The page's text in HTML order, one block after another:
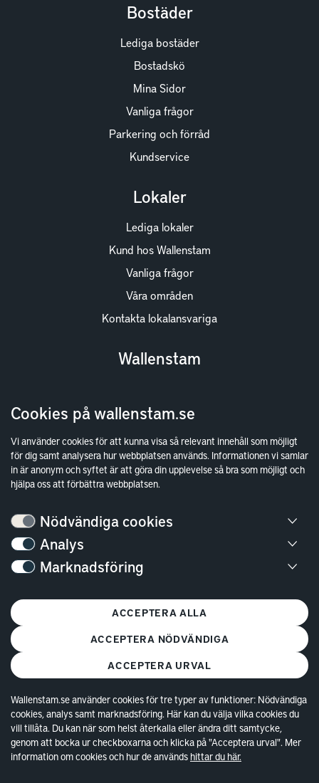
Cookies på wallenstam.se
Vi använder cookies för att kunna visa så relevant innehåll som möjligt
för dig samt analysera hur webbplatsen används. Informationen vi samlar
in är anonym och syftet är att göra din upplevelse så bra som möjligt och
hjälpa oss att förbättra webbplatsen.
Nödvändiga cookies
Analys
Marknadsföring
ACCEPTERA ALLA
ACCEPTERA NÖDVÄNDIGA
ACCEPTERA URVAL
Wallenstam.se använder cookies för tre typer av funktioner: Nödvändiga
cookies, analys samt marknadsföring. Här kan du välja vilka cookies du
vill tillåta. Du kan när som helst återkalla eller ändra ditt samtycke,
genom att bocka ur checkboxarna och klicka på "Acceptera urval". Mer
information om cookies och hur de används hittar du här.
Bostäder
Lediga bostäder
Bostadskö
Mina Sidor
Vanliga frågor
Parkering och förråd
Kundservice
Lokaler
Lediga lokaler
Kund hos Wallenstam
Vanliga frågor
Våra områden
Kontakta lokalansvariga
Wallenstam
Finansiella rapporter
Sök fakturamottagare
Våra fastigheter
Hållbarhet
Kundservice
Stockholm
© Copyright 2026 Wallenstam AB (publ)
Cookies
Behandling av personuppgifter
In english